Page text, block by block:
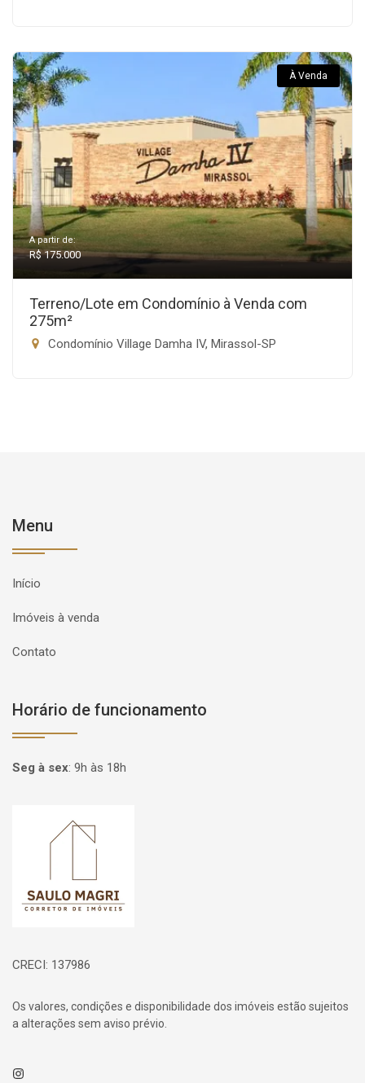
À Venda
A partir de:
R$ 175.000
Terreno/Lote em Condomínio à Venda com
275m²
Condomínio Village Damha IV, Mirassol-SP
Menu
Início
Imóveis à venda
Contato
Horário de funcionamento
Seg à sex: 9h às 18h
Página inicial
CRECI: 137986
Os valores, condições e disponibilidade dos imóveis estão sujeitos
a alterações sem aviso prévio.
Instagram